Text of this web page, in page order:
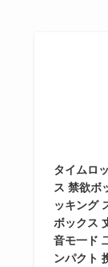
タイムロ
ス 禁欲ボ
ッキング
ボックス
音モ一ド
ンパクト